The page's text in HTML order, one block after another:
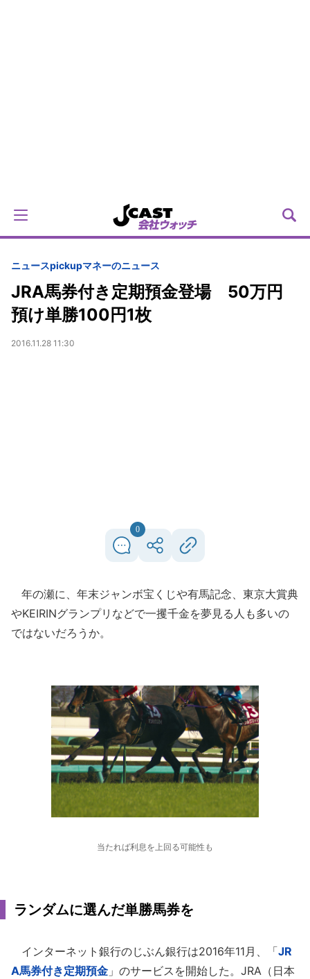
ニュースpickupマネーのニュース
JRA馬券付き定期預金登場 50万円
預け単勝100円1枚
2016.11.28 11:30
0
年の瀬に、年末ジャンボ宝くじや有馬記念、東京大賞典
やKEIRINグランプリなどで一攫千金を夢見る人も多いの
ではないだろうか。
当たれば利息を上回る可能性も
ランダムに選んだ単勝馬券を
インターネット銀行のじぶん銀行は2016年11月、「JR
A馬券付き定期預金 」のサービスを開始した。JRA（日本